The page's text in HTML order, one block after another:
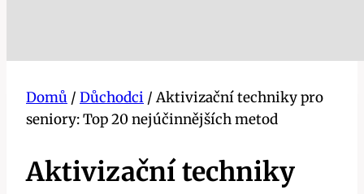
Domů / Důchodci / Aktivizační techniky pro
seniory: Top 20 nejúčinnějších metod
Aktivizační techniky